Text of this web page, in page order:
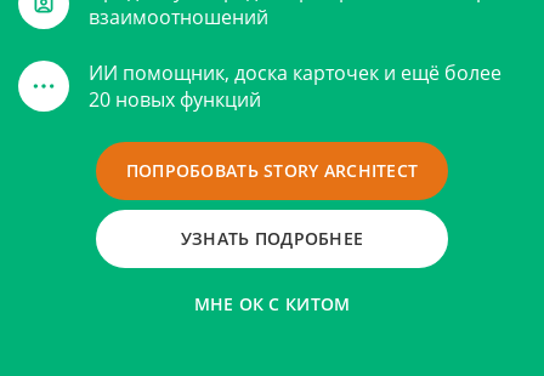
взаимоотношений
ИИ помощник, доска карточек и ещё более
20 новых функций
ПОПРОБОВАТЬ STORY ARCHITECT
УЗНАТЬ ПОДРОБНЕЕ
МНЕ ОК С КИТОМ